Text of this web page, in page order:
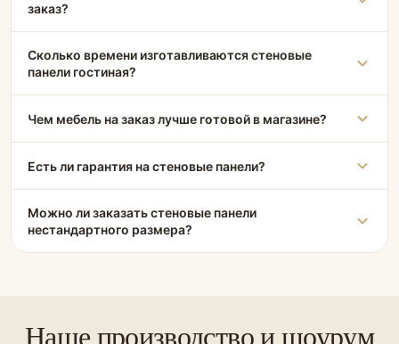
заказ?
Сколько времени изготавливаются стеновые
панели гостиная?
Чем мебель на заказ лучше готовой в магазине?
Есть ли гарантия на стеновые панели?
Можно ли заказать стеновые панели
нестандартного размера?
Наше производство и шоурум